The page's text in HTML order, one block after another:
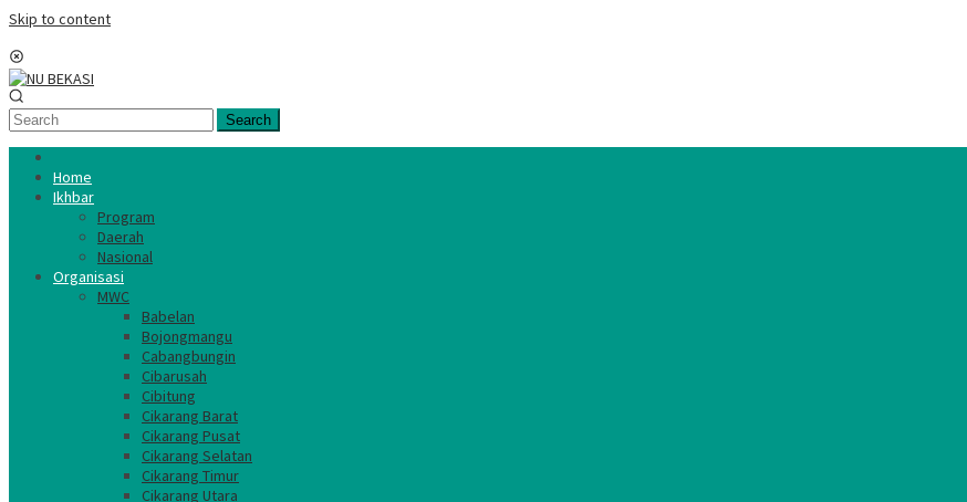
Skip to content
Search
Home
Ikhbar
Program
Daerah
Nasional
Organisasi
MWC
Babelan
Bojongmangu
Cabangbungin
Cibarusah
Cibitung
Cikarang Barat
Cikarang Pusat
Cikarang Selatan
Cikarang Timur
Cikarang Utara